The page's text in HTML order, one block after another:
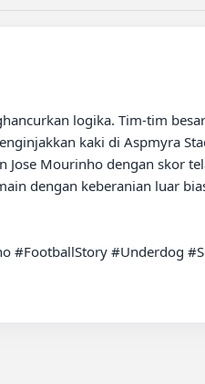
logika. Tim-tim
kaki di Aspmyra
Mourinho dengan skor
dengan keberanian luar
#FootballStory #Underdog